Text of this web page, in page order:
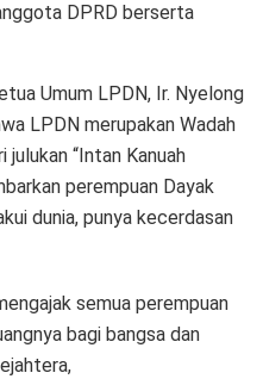
DPRD berserta
Umum LPDN, Ir. Nyelong
LPDN merupakan Wadah
julukan “Intan Kanuah
perempuan Dayak
dunia, punya kecerdasan
semua perempuan
bagi bangsa dan